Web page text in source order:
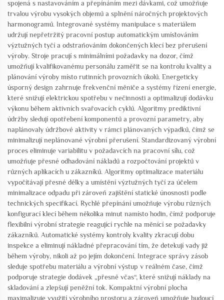
spojená s nastavováním a přepínáním mezi dávkami, což umožňuje
trvalou výrobu vysokých objemů a splnění náročných projektových
harmonogramů. Integrované systémy manipulace s materiálem
udržují nepřetržitý pracovní postup automatickým umísťováním
výztužných tyčí a odstraňováním dokončených klecí bez přerušení
výroby. Stroje pracují s minimálními požadavky na dozor, čímž
umožňují kvalifikovanému personálu zaměřit se na kontrolu kvality a
plánování výroby místo rutinních provozních úkolů. Energeticky
úsporný design zahrnuje frekvenční měniče a systémy řízení energie,
které snižují elektrickou spotřebu v nečinnosti a optimalizují dodávku
výkonu během aktivních svařovacích cyklů. Algoritmy prediktivní
údržby sledují opotřebení komponentů a provozní parametry, aby
naplánovaly údržbové aktivity v rámci plánovaných výpadků, čímž se
minimalizují neplánované výrobní přerušení. Standardizovaný výrobní
proces eliminuje variabilitu v požadavcích na pracovní sílu, což
umožňuje přesné odhadování nákladů a rozpočtování projektů v
různých aplikacích u zákazníků. Algoritmy optimalizace materiálu
vypočítávají přesné délky a umístění výztužných tyčí za účelem
minimalizace odpadu při zároveň zajištění statické únosnosti podle
technických specifikací. Rychlé přepínání umožňuje výrobu různých
konfigurací klecí během několika minut namísto hodin, čímž podporuje
flexibilní výrobní strategie reagující rychle na měnící se požadavky
zákazníků. Automatické systémy kontroly kvality zkracují dobu
inspekce a eliminují nákladné přepracování tím, že detekují vady již
během výroby, nikoli až po jejím dokončení. Integrace správy zásob
sleduje spotřebu materiálu a výrobní výstup v reálném čase, čímž
podporuje strategie dodávek „přesně včas“, které snižují náklady na
skladování a zlepšují peněžní tok. Kompaktní výrobní plocha
maximalizuje využití výrobního prostoru a zároveň umožňuje budoucí